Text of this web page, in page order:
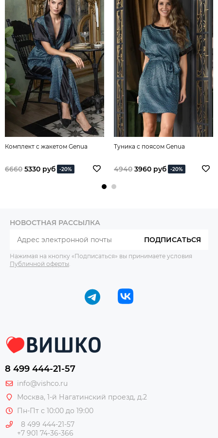
Комплект с жакетом Genua
6660 5330 руб -20%
Туника с поясом Genua
4940 3960 руб -20%
НОВОСТНАЯ РАССЫЛКА
ПОДПИСАТЬСЯ
Нажимая на кнопку «Подписаться» вы принимаете условия
Публичной оферты
8 499 444-21-57
info@vishco.ru
Москва, 1-й Нагатинский проезд, д.2
Пн-Пт с 10:00 до 19:00
8 499 444-21-57
+7 901 74-36-366